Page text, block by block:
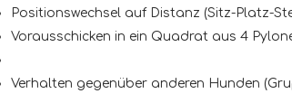
Positionswechsel auf Distanz (Sitz-Platz-
Vorausschicken in ein Quadrat aus 4
Verhalten gegenüber anderen Hunden